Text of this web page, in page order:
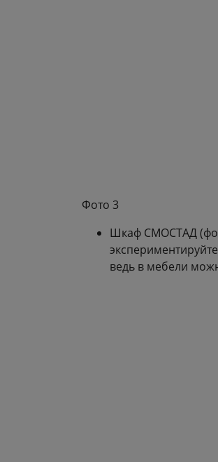
Фото 3
Шкаф СМОСТАД
ведь в мебели